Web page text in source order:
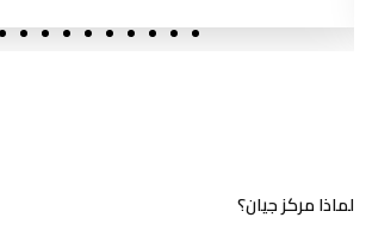
لماذا مركز جيان؟